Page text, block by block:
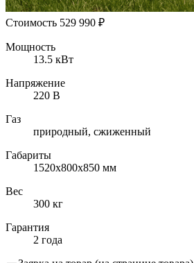
Стоимость 529 990 ₽
Мощность
13.5 кВт
Напряжение
220 В
Газ
природный, cжиженный
Габариты
1520х800х850 мм
Вес
300 кг
Гарантия
2 года